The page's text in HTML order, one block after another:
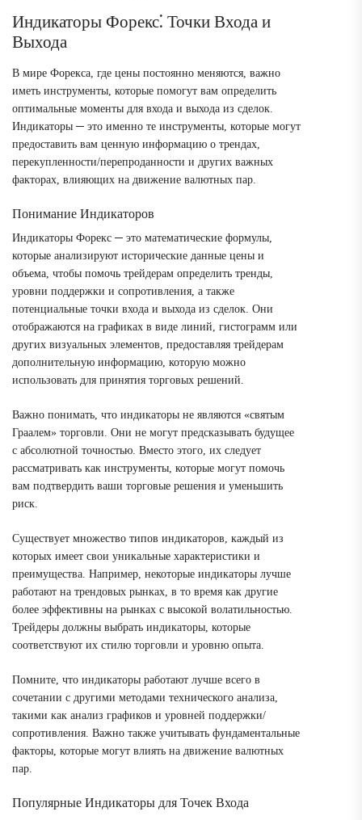
Индикаторы Форекс⁚ Точки Входа и
Выхода
В мире Форекса, где цены постоянно меняются, важно
иметь инструменты, которые помогут вам определить
оптимальные моменты для входа и выхода из сделок.
Индикаторы ─ это именно те инструменты, которые могут
предоставить вам ценную информацию о трендах,
перекупленности/перепроданности и других важных
факторах, влияющих на движение валютных пар.
Понимание Индикаторов
Индикаторы Форекс ─ это математические формулы,
которые анализируют исторические данные цены и
объема, чтобы помочь трейдерам определить тренды,
уровни поддержки и сопротивления, а также
потенциальные точки входа и выхода из сделок. Они
отображаются на графиках в виде линий, гистограмм или
других визуальных элементов, предоставляя трейдерам
дополнительную информацию, которую можно
использовать для принятия торговых решений.
Важно понимать, что индикаторы не являются «святым
Граалем» торговли. Они не могут предсказывать будущее
с абсолютной точностью. Вместо этого, их следует
рассматривать как инструменты, которые могут помочь
вам подтвердить ваши торговые решения и уменьшить
риск.
Существует множество типов индикаторов, каждый из
которых имеет свои уникальные характеристики и
преимущества. Например, некоторые индикаторы лучше
работают на трендовых рынках, в то время как другие
более эффективны на рынках с высокой волатильностью.
Трейдеры должны выбрать индикаторы, которые
соответствуют их стилю торговли и уровню опыта.
Помните, что индикаторы работают лучше всего в
сочетании с другими методами технического анализа,
такими как анализ графиков и уровней поддержки/
сопротивления. Важно также учитывать фундаментальные
факторы, которые могут влиять на движение валютных
пар.
Популярные Индикаторы для Точек Входа